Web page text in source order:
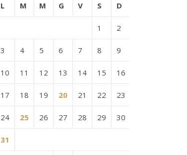
L M M G V S D
1 2
3 4 5 6 7 8 9
10 11 12 13 14 15 16
17 18 19 20 21 22 23
24 25 26 27 28 29 30
31